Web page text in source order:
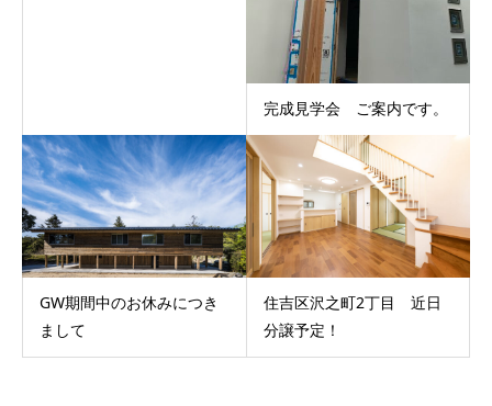
完成見学会 ご案内です。
GW期間中のお休みにつき
まして
住吉区沢之町2丁目 近日
分譲予定！